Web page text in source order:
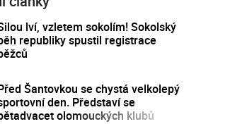
lví, vzletem sokolím! Sokolský
republiky spustil registrace
Šantovkou se chystá velkolepý
den. Představí se
olomouckých klubů